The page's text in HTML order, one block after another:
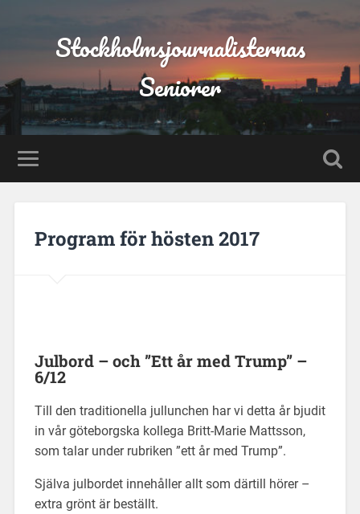
Stockholmsjournalisternas
Seniorer
Program för hösten 2017
Julbord – och ”Ett år med Trump” –
6/12
Till den traditionella jullunchen har vi detta år bjudit
in vår göteborgska kollega Britt-Marie Mattsson,
som talar under rubriken ”ett år med Trump”.
Själva julbordet innehåller allt som därtill hörer –
extra grönt är beställt.